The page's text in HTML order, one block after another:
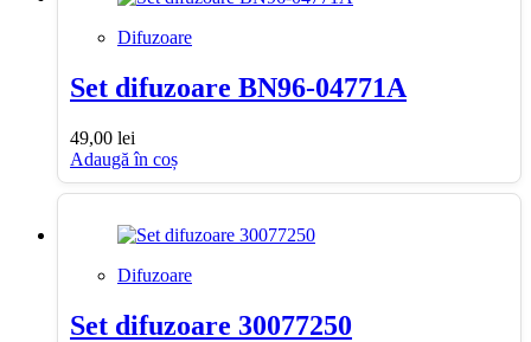
Difuzoare
Set difuzoare BN96-04771A
49,00 lei
Adaugă în coș
Difuzoare
Set difuzoare 30077250